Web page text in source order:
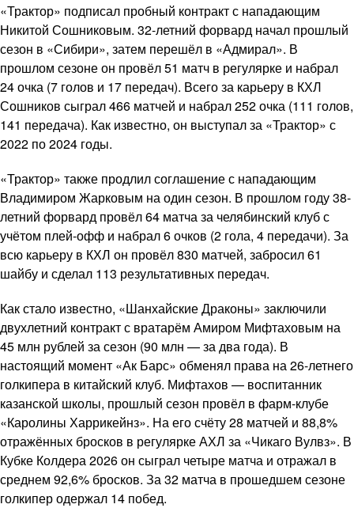
«Трактор» подписал пробный контракт с нападающим
Никитой Сошниковым. 32-летний форвард начал прошлый
сезон в «Сибири», затем перешёл в «Адмирал». В
прошлом сезоне он провёл 51 матч в регулярке и набрал
24 очка (7 голов и 17 передач). Всего за карьеру в КХЛ
Сошников сыграл 466 матчей и набрал 252 очка (111 голов,
141 передача). Как известно, он выступал за «Трактор» с
2022 по 2024 годы.
«Трактор» также продлил соглашение с нападающим
Владимиром Жарковым на один сезон. В прошлом году 38-
летний форвард провёл 64 матча за челябинский клуб с
учётом плей-офф и набрал 6 очков (2 гола, 4 передачи). За
всю карьеру в КХЛ он провёл 830 матчей, забросил 61
шайбу и сделал 113 результативных передач.
Как стало известно, «Шанхайские Драконы» заключили
двухлетний контракт с вратарём Амиром Мифтаховым на
45 млн рублей за сезон (90 млн — за два года). В
настоящий момент «Ак Барс» обменял права на 26-летнего
голкипера в китайский клуб. Мифтахов — воспитанник
казанской школы, прошлый сезон провёл в фарм-клубе
«Каролины Харрикейнз». На его счёту 28 матчей и 88,8%
отражённых бросков в регулярке АХЛ за «Чикаго Вулвз». В
Кубке Колдера 2026 он сыграл четыре матча и отражал в
среднем 92,6% бросков. За 32 матча в прошедшем сезоне
голкипер одержал 14 побед.